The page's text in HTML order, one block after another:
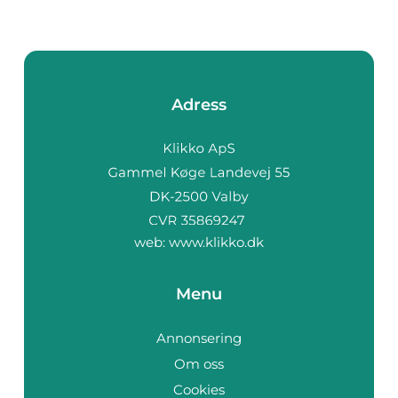
Adress
web: www.klikko.dk
Menu
Annonsering
Om oss
Cookies